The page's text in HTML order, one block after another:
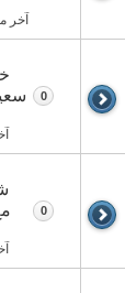
آخر
0
0